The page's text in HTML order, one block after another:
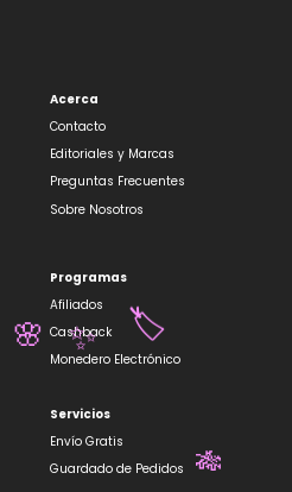
Acerca
Contacto
Editoriales y Marcas
Preguntas Frecuentes
Sobre Nosotros
Programas
Afiliados
Cashback
Monedero Electrónico
Servicios
Envío Gratis
Guardado de Pedidos
🏷️
🎋
✨
🌸